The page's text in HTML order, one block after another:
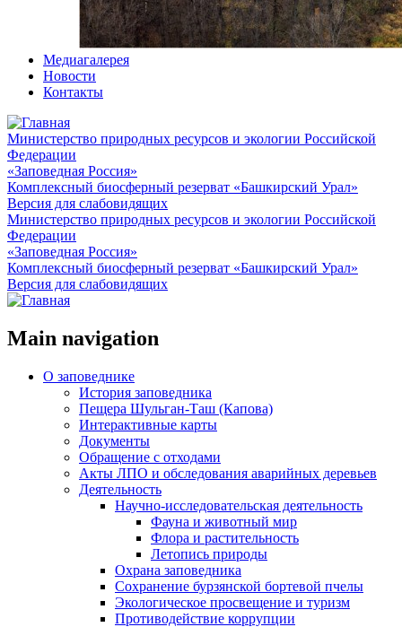
Медиагалерея
Новости
Контакты
Министерство природных ресурсов и экологии Российской
Федерации
«Заповедная Россия»
Комплексный биосферный резерват «Башкирский Урал»
Версия для слабовидящих
Министерство природных ресурсов и экологии Российской
Федерации
«Заповедная Россия»
Комплексный биосферный резерват «Башкирский Урал»
Версия для слабовидящих
Main navigation
О заповеднике
История заповедника
Пещера Шульган-Таш (Капова)
Интерактивные карты
Документы
Обращение с отходами
Акты ЛПО и обследования аварийных деревьев
Деятельность
Научно-исследовательская деятельность
Фауна и животный мир
Флора и растительность
Летопись природы
Охрана заповедника
Сохранение бурзянской бортевой пчелы
Экологическое просвещение и туризм
Противодействие коррупции